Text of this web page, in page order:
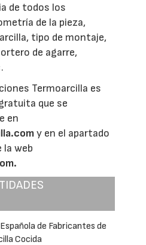
de todos los
de la pieza,
tipo de montaje,
de agarre,
Termoarcilla es
que se
en
y en el apartado
la web
de Fabricantes de
Cocida